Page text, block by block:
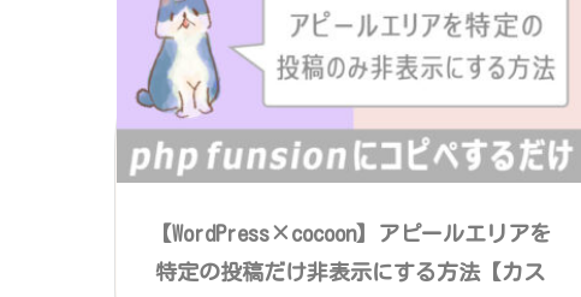
【WordPress×cocoon】アピールエリアを
特定の投稿だけ非表示にする方法【カス